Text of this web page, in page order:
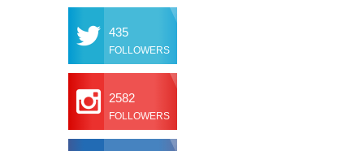
435
FOLLOWERS
2582
FOLLOWERS